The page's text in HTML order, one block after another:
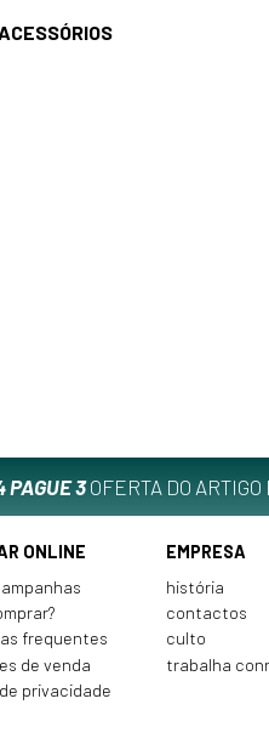
PAGUE 3OFERTA DO
ONLINE
frequentes
de venda
privacidade
EMPRESA
história
contactos
culto
trabalha